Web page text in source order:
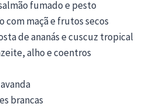
fumado e pesto
com maçã e frutos secos
de ananás e cuscuz tropical
alho e coentros
brancas